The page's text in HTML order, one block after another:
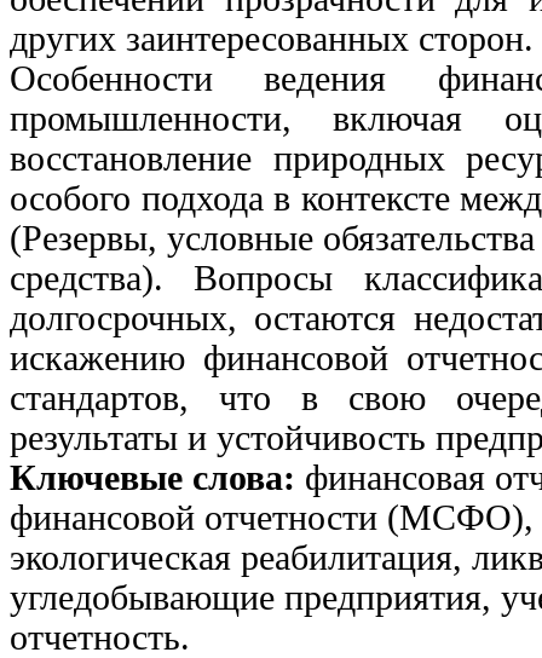
других заинтересованных сторон.
Особенности ведения
промышленности, включая
восстановление природных
особого подхода в контексте
(Резервы, условные
средства). Вопросы
долгосрочных, остаются
искажению финансовой
стандартов, что в свою
результаты и устойчивость
Ключевые слова: финансовая
финансовой отчетности (МСФО),
экологическая реабилитация,
угледобывающие предприятия,
отчетность.